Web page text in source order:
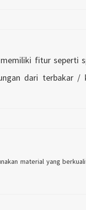
fitur seperti
dari terbakar /
material yang